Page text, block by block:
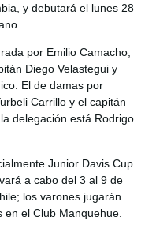
y debutará el lunes 28
por Emilio Camacho,
Diego Velastegui y
El de damas por
Carrillo y el capitán
delegación está Rodrigo
Junior Davis Cup
a cabo del 3 al 9 de
los varones jugarán
el Club Manquehue.